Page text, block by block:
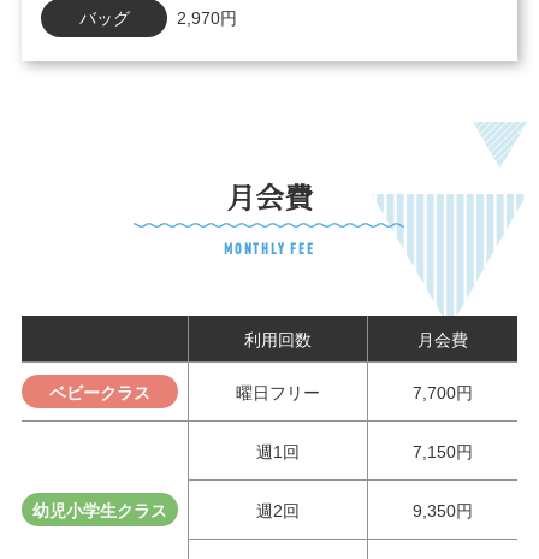
バッグ 2,970円
月会費
MONTHLY FEE
利用回数 月会費
ベビークラス 曜日フリー 7,700円
幼児小学生クラス
週1回 7,150円
週2回 9,350円